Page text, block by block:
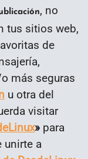
, no
tus sitios web,
de
más seguras
u otra del
visitar
» para
unirte a